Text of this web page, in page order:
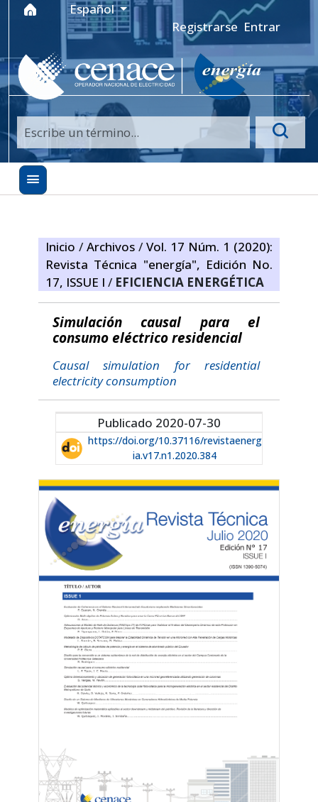
Ir al menú de navegación principal
Ir al contenido principal
Ir al pie de página del sitio
Idioma
Español
Registrarse Entrar
Inicio / Archivos / Vol. 17 Núm. 1 (2020):
Revista Técnica "energía", Edición No.
17, ISSUE I / EFICIENCIA ENERGÉTICA
Simulación causal para el
consumo eléctrico residencial
Causal simulation for residential
electricity consumption
Publicado 2020-07-30
https://doi.org/10.37116/revistaenerg
ia.v17.n1.2020.384